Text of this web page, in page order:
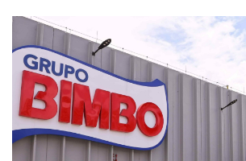
Minha
Notícias
Destaque